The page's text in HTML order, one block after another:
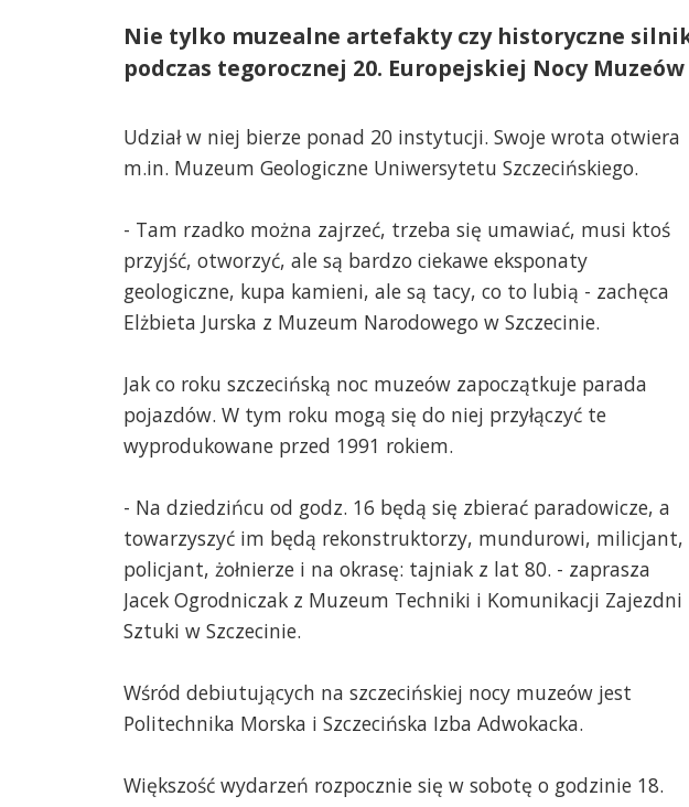
Nie tylko muzealne artefakty czy historyczne
podczas tegorocznej 20. Europejskiej Nocy Muzeów
Udział w niej bierze ponad 20 instytucji. Swoje wrota otwiera
m.in. Muzeum Geologiczne Uniwersytetu Szczecińskiego.
- Tam rzadko można zajrzeć, trzeba się umawiać, musi ktoś
przyjść, otworzyć, ale są bardzo ciekawe eksponaty
geologiczne, kupa kamieni, ale są tacy, co to lubią - zachęca
Elżbieta Jurska z Muzeum Narodowego w Szczecinie.
Jak co roku szczecińską noc muzeów zapoczątkuje parada
pojazdów. W tym roku mogą się do niej przyłączyć te
wyprodukowane przed 1991 rokiem.
- Na dziedzińcu od godz. 16 będą się zbierać paradowicze, a
towarzyszyć im będą rekonstruktorzy, mundurowi, milicjant,
policjant, żołnierze i na okrasę: tajniak z lat 80. - zaprasza
Jacek Ogrodniczak z Muzeum Techniki i Komunikacji Zajezdni
Sztuki w Szczecinie.
Wśród debiutujących na szczecińskiej nocy muzeów jest
Politechnika Morska i Szczecińska Izba Adwokacka.
Większość wydarzeń rozpocznie się w sobotę o godzinie 18.